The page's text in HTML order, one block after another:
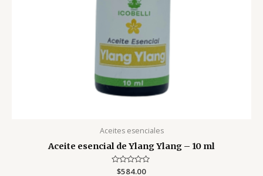
Aceites esenciales
Aceite esencial de Ylang Ylang – 10 ml
Valorado
$584.00